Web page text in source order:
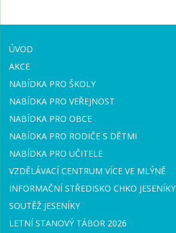
ÚVOD
AKCE
NABÍDKA PRO ŠKOLY
NABÍDKA PRO VEŘEJNOST
NABÍDKA PRO OBCE
NABÍDKA PRO RODIČE S DĚTMI
NABÍDKA PRO UČITELE
VZDĚLÁVACÍ CENTRUM VÍCE VE MLÝNĚ
INFORMAČNÍ STŘEDISKO CHKO JESENÍKY
SOUTĚŽ JESENÍKY
LETNÍ STANOVÝ TÁBOR 2026